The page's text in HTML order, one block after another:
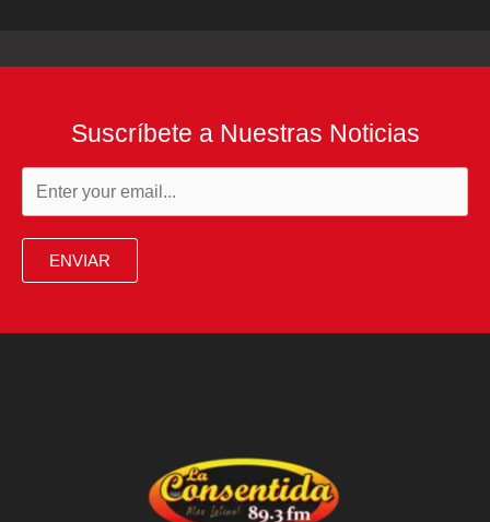
Suscríbete a Nuestras Noticias
ENVIAR